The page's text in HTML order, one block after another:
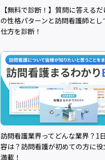
【無料で診断！】質問に答える
の性格パターンと訪問看護師とし
仕方を診断！
訪問看護業界ってどんな業界？1
容は？訪問看護が初めての方に
満載！